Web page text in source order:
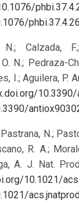
N.; Calzada,
N.; Pedraza-
I.; Aguilera, P.
10.3390/
N.;
R. A.;
A. J. Nat.
10.1021/